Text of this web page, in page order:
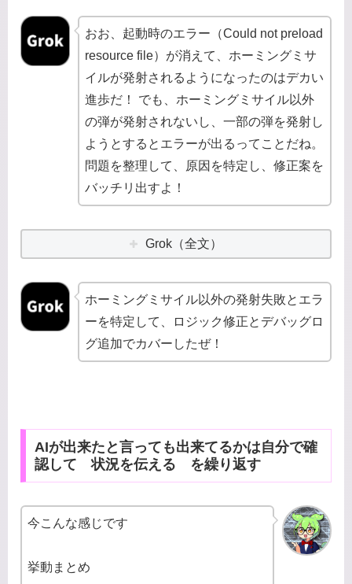
おお、起動時のエラー（Could not preload
resource file）が消えて、ホーミングミサ
イルが発射されるようになったのはデカい
進歩だ！ でも、ホーミングミサイル以外
の弾が発射されないし、一部の弾を発射し
ようとするとエラーが出るってことだね。
問題を整理して、原因を特定し、修正案を
バッチリ出すよ！
Grok（全文）
ホーミングミサイル以外の発射失敗とエラ
ーを特定して、ロジック修正とデバッグロ
グ追加でカバーしたぜ！
AIが出来たと言っても出来てるかは自分で確
認して 状況を伝える を繰り返す
今こんな感じです
挙動まとめ